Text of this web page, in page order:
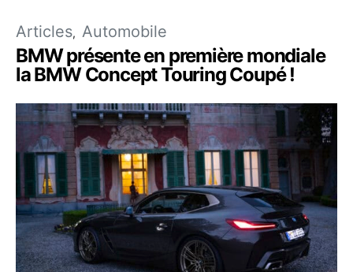
Articles Automobile
BMW présente en première mondiale
la BMW Concept Touring Coupé !